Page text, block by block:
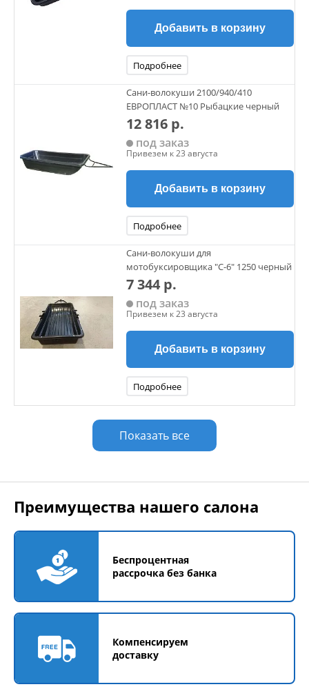
Добавить в корзину
Подробнее
Сани-волокуши 2100/940/410
ЕВРОПЛАСТ №10 Рыбацкие черный
12 816 р.
под заказ
Привезем к 23 августа
Добавить в корзину
Подробнее
Сани-волокуши для
мотобуксировщика "С-6" 1250 черный
7 344 р.
под заказ
Привезем к 23 августа
Добавить в корзину
Подробнее
Показать все
Преимущества нашего салона
Беспроцентная
рассрочка без банка
Компенсируем
доставку